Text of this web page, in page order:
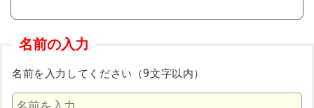
名前の入力
名前を入力してください（9文字以内）